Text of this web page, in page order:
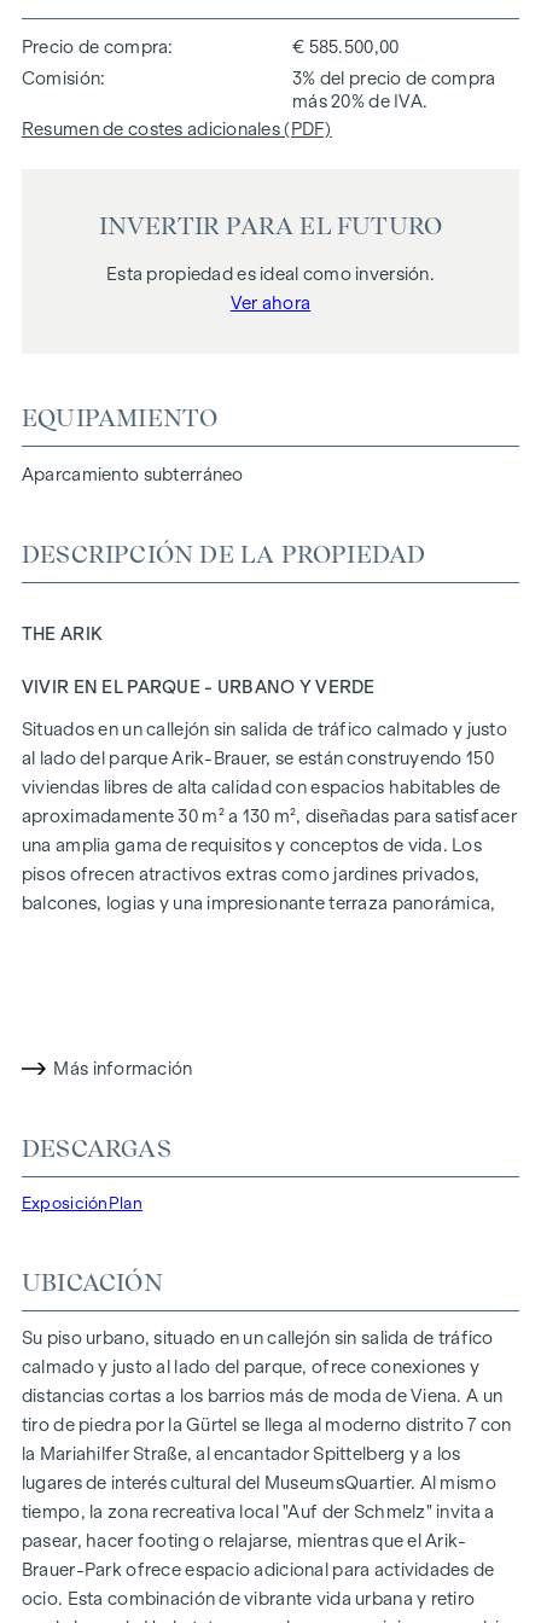
Precio de compra
€ 585.500,00
Comisión
3% del precio de compra
más 20% de IVA.
Resumen de costes adicionales (PDF)
INVERTIR PARA EL FUTURO
Esta propiedad es ideal como inversión.
Ver ahora
EQUIPAMIENTO
Aparcamiento subterráneo
DESCRIPCIÓN DE LA PROPIEDAD
THE ARIK
VIVIR EN EL PARQUE - URBANO Y VERDE
Situados en un callejón sin salida de tráfico calmado y justo
al lado del parque Arik-Brauer, se están construyendo 150
viviendas libres de alta calidad con espacios habitables de
aproximadamente 30 m² a 130 m², diseñadas para satisfacer
una amplia gama de requisitos y conceptos de vida. Los
pisos ofrecen atractivos extras como jardines privados,
balcones, logias y una impresionante terraza panorámica,
fotovoltaica y la calefacción urbana, garantizan un
Más información en:WOHNEN AM PARK, 1160 Viena,
Herbststraße - Winegg
Superficie habitable de aprox. 30 a 130 m²
Pisos de 1 a 4 habitaciones
Jardines, balcones, logias y terrazas
Grandes alturas
Aparcamiento subterráneo | e-mobility
Tranquilo patio interior
Sistema fotovoltaico en el tejado
Sala común
LLEGAR A CASA
Más información
DESCARGAS
Exposición Plan
UBICACIÓN
Su piso urbano, situado en un callejón sin salida de tráfico
calmado y justo al lado del parque, ofrece conexiones y
distancias cortas a los barrios más de moda de Viena. A un
tiro de piedra por la Gürtel se llega al moderno distrito 7 con
la Mariahilfer Straße, al encantador Spittelberg y a los
lugares de interés cultural del MuseumsQuartier. Al mismo
tiempo, la zona recreativa local "Auf der Schmelz" invita a
pasear, hacer footing o relajarse, mientras que el Arik-
Brauer-Park ofrece espacio adicional para actividades de
ocio. Esta combinación de vibrante vida urbana y retiro